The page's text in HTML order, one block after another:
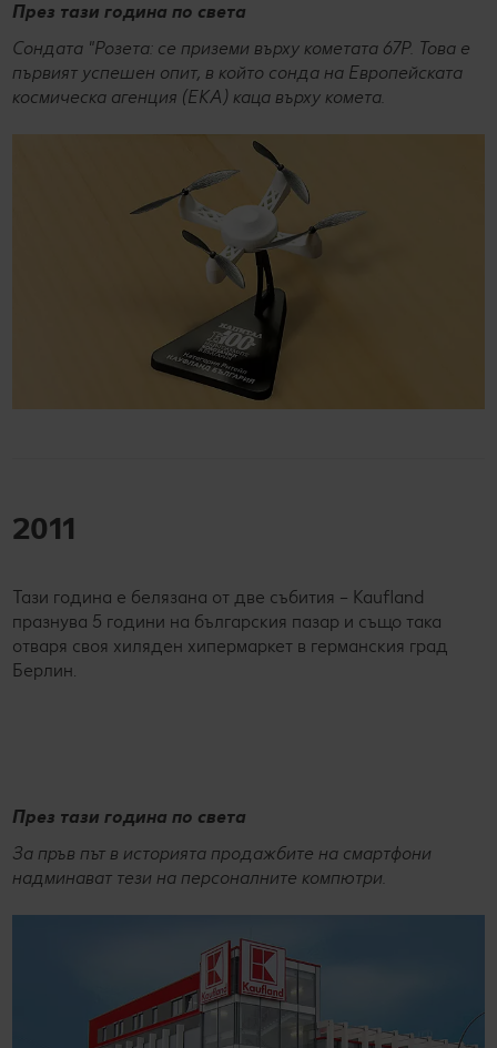
През тази година по света
Сондата "Розета: се приземи върху кометата 67P. Това е
първият успешен опит, в който сонда на Европейската
космическа агенция (ЕКА) каца върху комета.
2011
Тази година е белязана от две събития – Kaufland
празнува 5 години на българския пазар и също така
отваря своя хиляден хипермаркет в германския град
Берлин.
През тази година по света
За пръв път в историята продажбите на смартфони
надминават тези на персоналните компютри.